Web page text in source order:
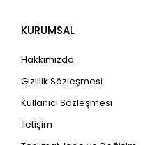
KURUMSAL
Hakkımızda
Gizlilik Sözleşmesi
Kullanıcı Sözleşmesi
İletişim